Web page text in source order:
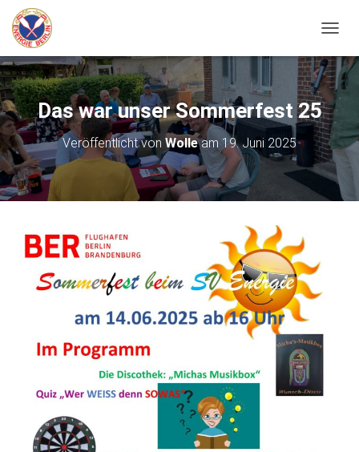
A
V
I
G
A
T
I
O
N
Das war unser Sommerfest 25
Veröffentlicht von Wolleam 19. Juni 2025